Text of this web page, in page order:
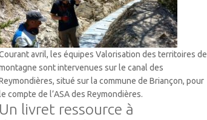
avril, les équipes Valorisation des territoires de
sont intervenues sur le canal des
situé sur la commune de Briançon, pour
le compte de l’ASA des Reymondières.
Un livret ressource à